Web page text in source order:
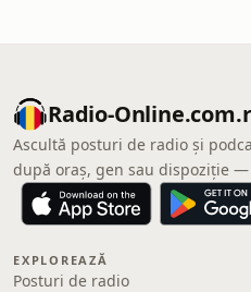
Radio-
Ascultă posturi de radio și
după oraș, gen sau dispoziție
EXPLOREAZĂ
Posturi de radio